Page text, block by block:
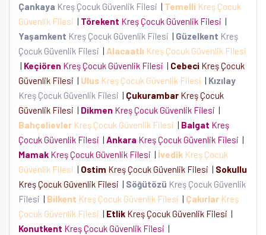
Çankaya Kreş Çocuk Güvenlik Filesi | Temelli Kreş Çocuk
Güvenlik Filesi | Törekent Kreş Çocuk Güvenlik Filesi |
Yaşamkent Kreş Çocuk Güvenlik Filesi | Güzelkent Kreş
Çocuk Güvenlik Filesi | Alacaatlı Kreş Çocuk Güvenlik Filesi
| Keçiören Kreş Çocuk Güvenlik Filesi | Cebeci Kreş Çocuk
Güvenlik Filesi | Ulus Kreş Çocuk Güvenlik Filesi | Kızılay
Kreş Çocuk Güvenlik Filesi | Çukurambar Kreş Çocuk
Güvenlik Filesi | Dikmen Kreş Çocuk Güvenlik Filesi |
Bahçelievler Kreş Çocuk Güvenlik Filesi | Balgat Kreş
Çocuk Güvenlik Filesi | Ankara Kreş Çocuk Güvenlik Filesi |
Mamak Kreş Çocuk Güvenlik Filesi | İvedik Kreş Çocuk
Güvenlik Filesi | Ostim Kreş Çocuk Güvenlik Filesi | Sokullu
Kreş Çocuk Güvenlik Filesi | Söğütözü Kreş Çocuk Güvenlik
Filesi | Bilkent Kreş Çocuk Güvenlik Filesi | Çakırlar Kreş
Çocuk Güvenlik Filesi | Etlik Kreş Çocuk Güvenlik Filesi |
Konutkent Kreş Çocuk Güvenlik Filesi |